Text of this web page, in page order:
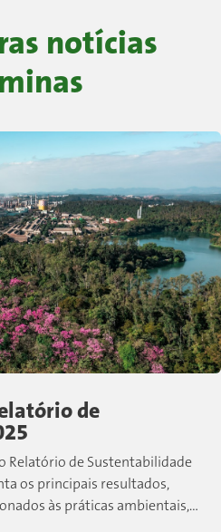
notícias
de
Relatório de Sustentabilidade
os principais resultados,
às práticas ambientais,